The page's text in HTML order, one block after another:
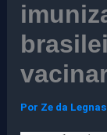
Por Ze da